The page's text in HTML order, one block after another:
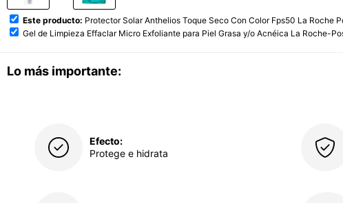
Este producto: Protector Solar Anthelios Toque Seco Con Color Fps50 La Roche
Gel de Limpieza Effaclar Micro Exfoliante para Piel Grasa y/o Acnéica La Roche-
Lo más importante:
Efecto:
Protege e hidrata